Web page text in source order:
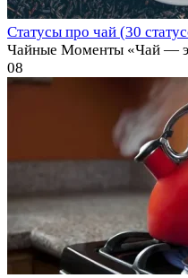
Статусы про чай (30
Чайные Моменты «Чай —
08